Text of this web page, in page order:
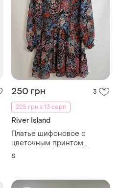
250 грн
3
225 грн з 13 серп
River Island
Платье шифоновое с
цветочным принтом
длинный рукав
S